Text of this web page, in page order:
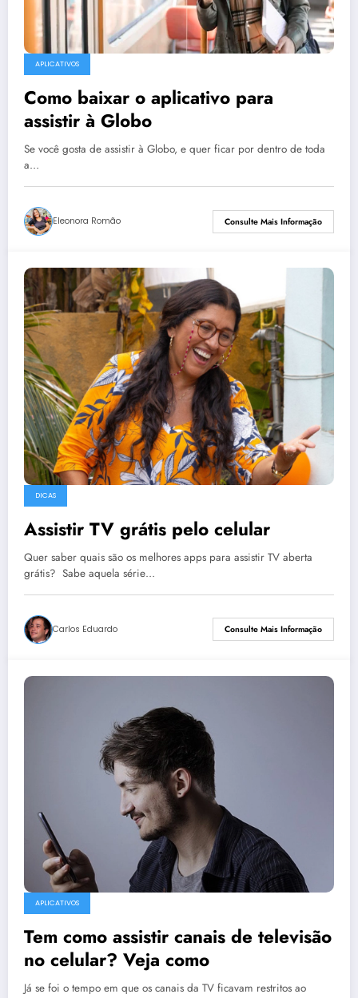
APLICATIVOS
Como baixar o aplicativo para
assistir à Globo
Se você gosta de assistir à Globo, e quer ficar por dentro de toda
a…
Eleonora Romão Consulte Mais Informação
DICAS
Assistir TV grátis pelo celular
Quer saber quais são os melhores apps para assistir TV aberta
grátis? Sabe aquela série…
Carlos Eduardo Consulte Mais Informação
APLICATIVOS
Tem como assistir canais de televisão
no celular? Veja como
Já se foi o tempo em que os canais da TV ficavam restritos ao